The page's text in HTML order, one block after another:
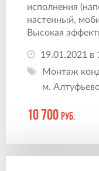
исполнения
настенный,
Высокая
19.01.2021 в
Монтаж
м.
10 700 руб.